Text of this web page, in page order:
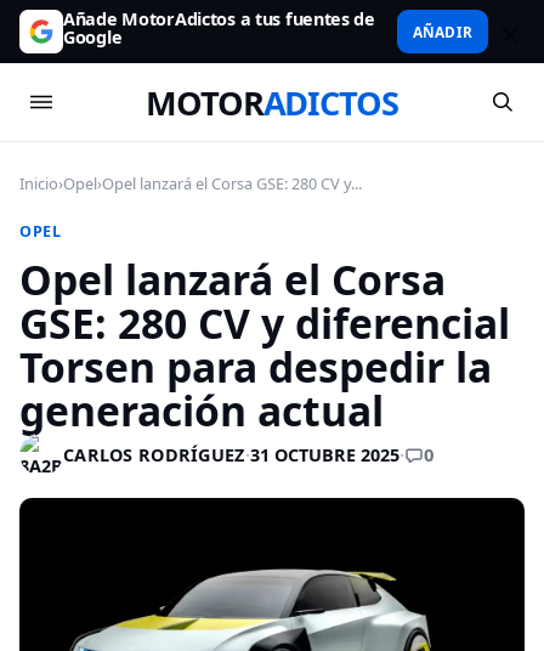
Añade MotorAdictos a tus fuentes de
Google AÑADIR
MOTORADICTOS
Inicio›Opel›Opel lanzará el Corsa GSE: 280 CV y...
OPEL
Opel lanzará el Corsa
GSE: 280 CV y diferencial
Torsen para despedir la
generación actual
CARLOS RODRÍGUEZ·31 OCTUBRE 2025· 0